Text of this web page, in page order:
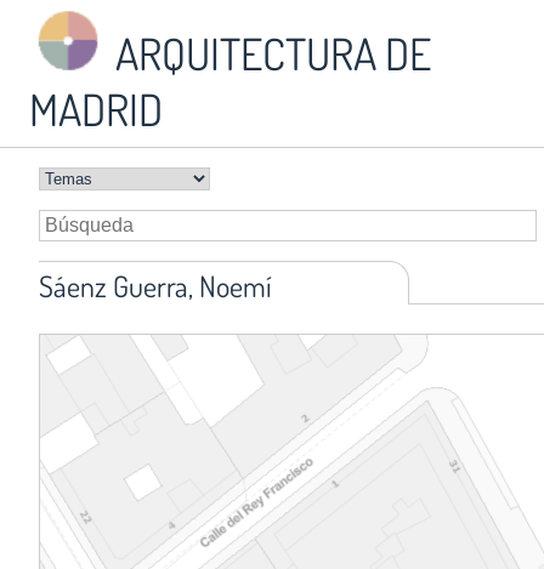
ARQUITECTURA DE
MADRID
Sáenz Guerra, Noemí